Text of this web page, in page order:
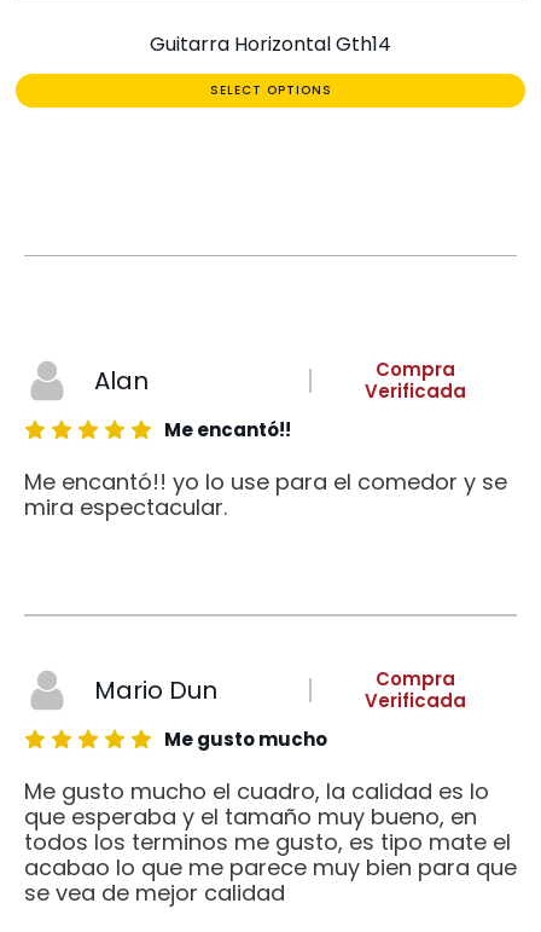
Guitarra Horizontal Gth14
SELECT OPTIONS
Alan
Compra
Verificada
Me encantó!!
Me encantó!! yo lo use para el comedor y se
mira espectacular.
Mario Dun
Compra
Verificada
Me gusto mucho
Me gusto mucho el cuadro, la calidad es lo
que esperaba y el tamaño muy bueno, en
todos los terminos me gusto, es tipo mate el
acabao lo que me parece muy bien para que
se vea de mejor calidad